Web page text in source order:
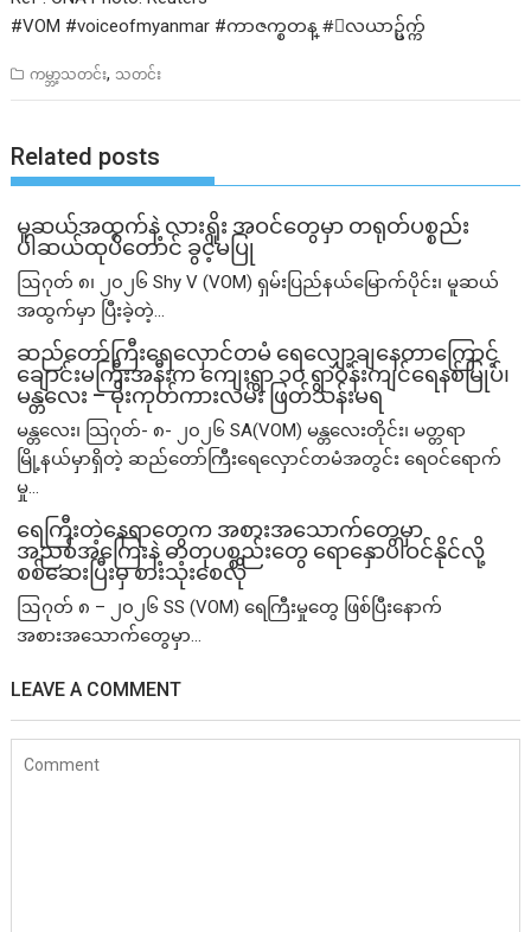
#VOM #voiceofmyanmar #ကာဇက္စတန္ #ေလယာဥ္ပ်က္က်
ကမ္ဘာ့သတင်း, သတင်း
Related posts
မူဆယ်အထွက်နဲ့ လားရှိုး အဝင်တွေမှာ တရုတ်ပစ္စည်း
ပါဆယ်ထုပ်တောင် ခွင့်မပြု
ဩဂုတ် ၈၊ ၂၀၂၆ Shy V (VOM) ရှမ်းပြည်နယ်မြောက်ပိုင်း၊ မူဆယ်
အထွက်မှာ ပြီးခဲ့တဲ့...
ဆည်တော်ကြီးရေလှောင်တမံ ရေလျှော့ချနေတာကြောင့်
ချောင်းမကြီးအနီးက ကျေးရွာ ၁၀ ရွာဝန်းကျင်ရေနစ်မြုပ်၊
မန္တလေး – မိုးကုတ်ကားလမ်း ဖြတ်သန်းမရ
မန္တလေး၊ သြဂုတ်- ၈- ၂၀၂၆ SA(VOM) မန္တလေးတိုင်း၊ မတ္တရာ
မြို့နယ်မှာရှိတဲ့ ဆည်တော်ကြီးရေလှောင်တမံအတွင်း ရေဝင်ရောက်
မှု...
ရေကြီးတဲ့​နေရာ​တွေက အစားအသောက်တွေမှာ
အညစ်အကြေးနဲ့ ဓာတုပစ္စည်းတွေ ရောနှောပါဝင်နိုင်လို့
စစ်ဆေးပြီးမှ စားသုံးစေလို
ဩဂုတ် ၈ – ၂၀၂၆ SS (VOM) ရေကြီးမှုတွေ ဖြစ်ပြီးနောက်
အစားအသောက်တွေမှာ...
LEAVE A COMMENT